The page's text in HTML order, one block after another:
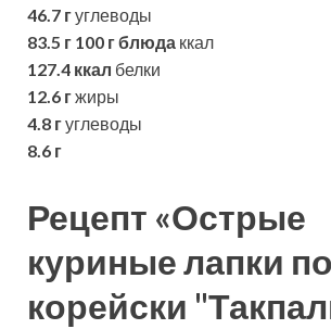
46.7 гуглеводы
83.5 г 100 г блюда ккал
127.4 ккал белки
12.6 гжиры
4.8 гуглеводы
8.6 г
Рецепт «Острые
куриные лапки
корейски